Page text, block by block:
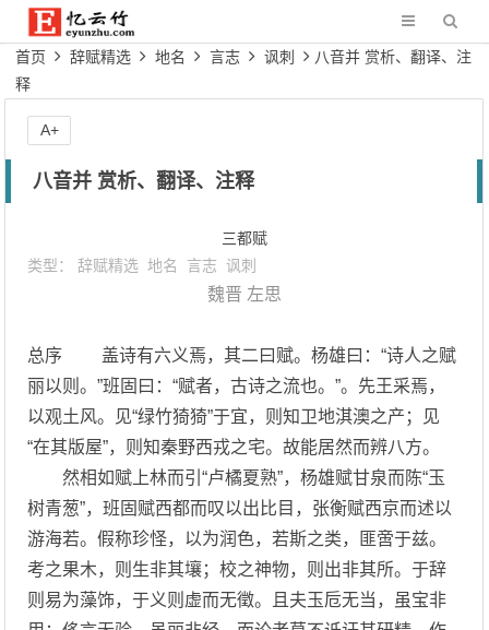
首页 辞赋精选 地名 言志 讽刺
八音并 赏析、翻译、注
释
八音并 赏析、翻译、注释
三都赋
类型：辞赋精选 地名 言志 讽刺
魏晋 左思
总序 盖诗有六义焉，其二曰赋。杨雄曰：“诗人之赋
丽以则。”班固曰：“赋者，古诗之流也。”。先王采焉，
以观土风。见“绿竹猗猗”于宜，则知卫地淇澳之产；见
“在其版屋”，则知秦野西戎之宅。故能居然而辨八方。
然相如赋上林而引“卢橘夏熟”，杨雄赋甘泉而陈“玉
树青葱”，班固赋西都而叹以出比目，张衡赋西京而述以
游海若。假称珍怪，以为润色，若斯之类，匪啻于兹。
考之果木，则生非其壤；校之神物，则出非其所。于辞
则易为藻饰，于义则虚而无徵。且夫玉卮无当，虽宝非
A+